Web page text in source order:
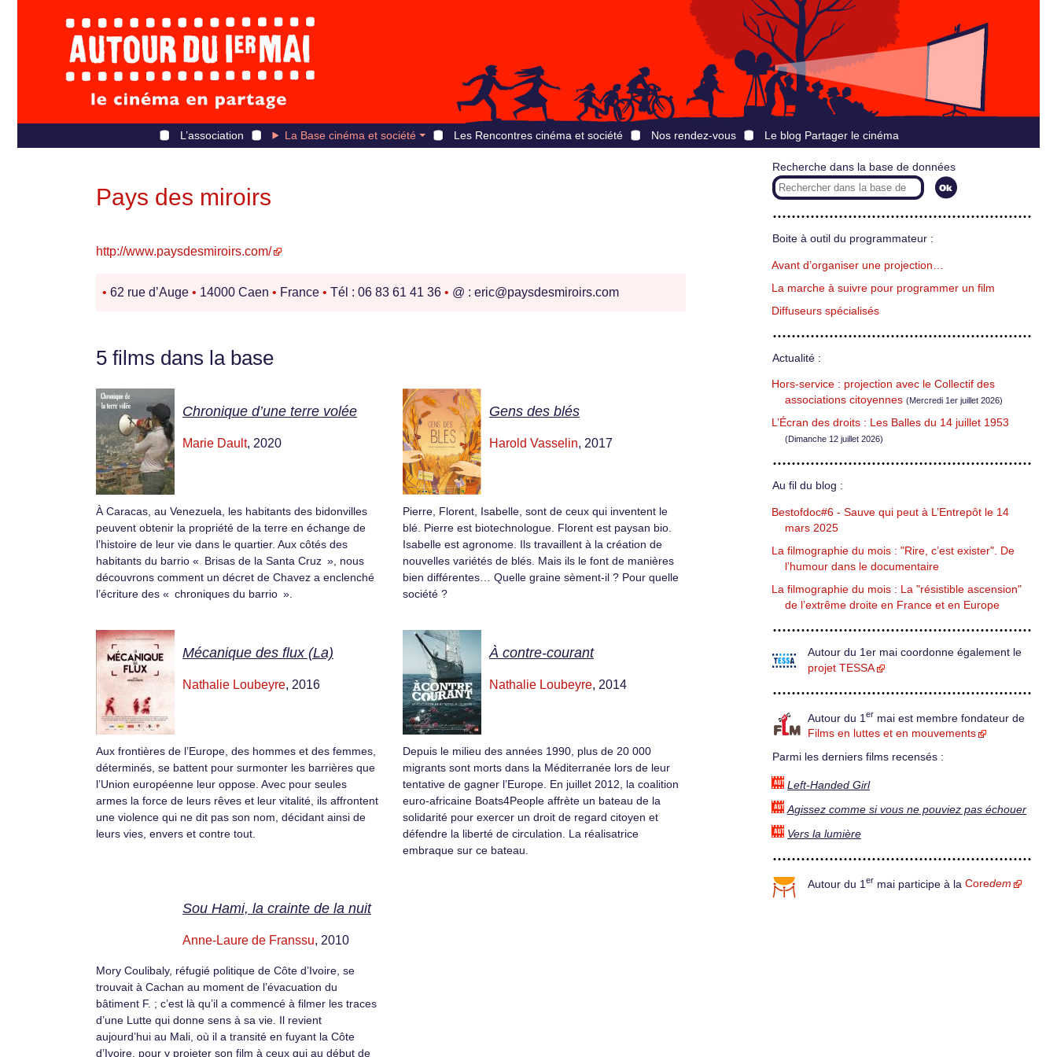
L’association La Base cinéma et société Les Rencontres cinéma et société Nos rendez-vous Le blog Partager le cinéma
Pays des miroirs
http://www.paysdesmiroirs.com/
• 62 rue d’Auge • 14000 Caen • France • Tél : 06 83 61 41 36 • @ : eric@paysdesmiroirs.com
5 films dans la base
Chronique d’une terre volée
Marie Dault, 2020
À Caracas, au Venezuela, les habitants des bidonvilles
peuvent obtenir la propriété de la terre en échange de
l’histoire de leur vie dans le quartier. Aux côtés des
habitants du barrio « Brisas de la Santa Cruz », nous
découvrons comment un décret de Chavez a enclenché
l’écriture des « chroniques du barrio ».
Gens des blés
Harold Vasselin, 2017
Pierre, Florent, Isabelle, sont de ceux qui inventent le
blé. Pierre est biotechnologue. Florent est paysan bio.
Isabelle est agronome. Ils travaillent à la création de
nouvelles variétés de blés. Mais ils le font de manières
bien différentes… Quelle graine sèment-il ? Pour quelle
société ?
Mécanique des flux (La)
Nathalie Loubeyre, 2016
Aux frontières de l’Europe, des hommes et des femmes,
déterminés, se battent pour surmonter les barrières que
l’Union européenne leur oppose. Avec pour seules
armes la force de leurs rêves et leur vitalité, ils affrontent
une violence qui ne dit pas son nom, décidant ainsi de
leurs vies, envers et contre tout.
À contre-courant
Nathalie Loubeyre, 2014
Depuis le milieu des années 1990, plus de 20 000
migrants sont morts dans la Méditerranée lors de leur
tentative de gagner l’Europe. En juillet 2012, la coalition
euro-africaine Boats4People affrète un bateau de la
solidarité pour exercer un droit de regard citoyen et
défendre la liberté de circulation. La réalisatrice
embraque sur ce bateau.
Sou Hami, la crainte de la nuit
Anne-Laure de Franssu, 2010
Mory Coulibaly, réfugié politique de Côte d’Ivoire, se
trouvait à Cachan au moment de l’évacuation du
bâtiment F. ; c’est là qu’il a commencé à filmer les traces
d’une Lutte qui donne sens à sa vie. Il revient
aujourd’hui au Mali, où il a transité en fuyant la Côte
d’Ivoire, pour y projeter son film à ceux qui au début de
Recherche dans la base de données
Boite à outil du programmateur :
Avant d’organiser une projection…
La marche à suivre pour programmer un film
Diffuseurs spécialisés
Actualité :
Hors-service : projection avec le Collectif des
associations citoyennes (Mercredi 1er juillet 2026)
L’Écran des droits : Les Balles du 14 juillet 1953
(Dimanche 12 juillet 2026)
Au fil du blog :
Bestofdoc#6 - Sauve qui peut à L’Entrepôt le 14
mars 2025
La filmographie du mois : "Rire, c’est exister". De
l’humour dans le documentaire
La filmographie du mois : La "résistible ascension"
de l’extrême droite en France et en Europe
Autour du 1er mai coordonne également le
projet TESSA
Autour du 1 er mai est membre fondateur de
Films en luttes et en mouvements
Parmi les derniers films recensés :
Left-Handed Girl
Agissez comme si vous ne pouviez pas échouer
Vers la lumière
Autour du 1 er mai participe à la Coredem